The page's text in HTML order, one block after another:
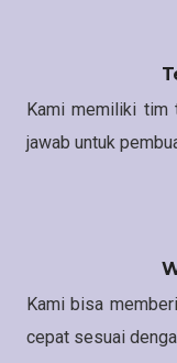
Kami memiliki tim
jawab untuk
Kami bisa
cepat sesuai